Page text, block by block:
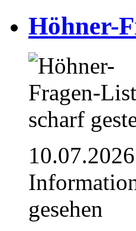
⁥Höhner-
10.07.2026
gesehen